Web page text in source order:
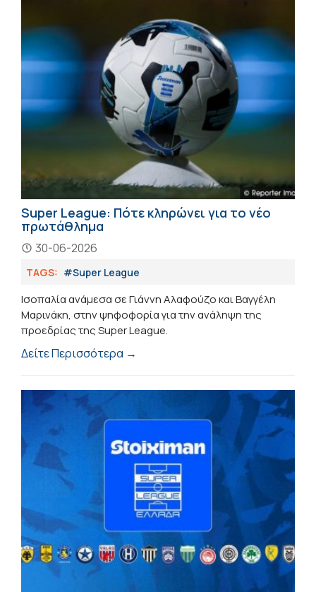
Super League: Πότε κληρώνει για το νέο
πρωτάθλημα
30-06-2026
TAGS: #Super League
Ισοπαλία ανάμεσα σε Γιάννη Αλαφούζο και Βαγγέλη
Μαρινάκη, στην ψηφοφορία για την ανάληψη της
προεδρίας της Super League.
Δείτε Περισσότερα →